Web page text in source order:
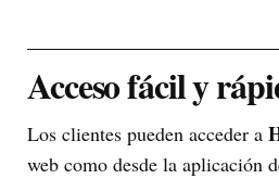
Acceso fácil y
Los clientes pueden acceder a
web como desde la aplicación